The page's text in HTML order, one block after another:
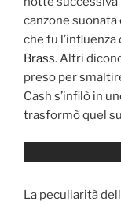
canzone suonata
che fu
Brass. Altri
preso per
Cash s’infilò in
trasformò quel
La peculiarità